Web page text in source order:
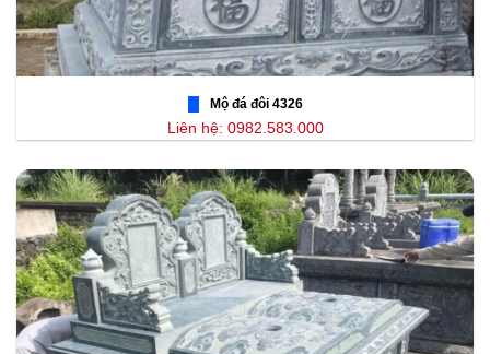
Mộ đá đôi 4326
Liên hệ: 0982.583.000